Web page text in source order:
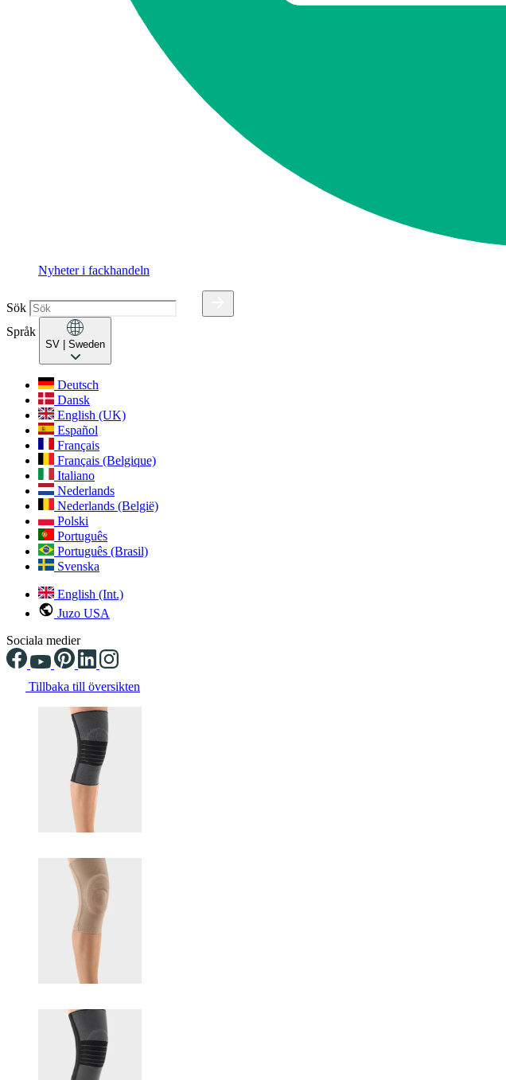
Nyheter i fackhandeln
Sök
Språk
SV | Sweden
Deutsch
Dansk
English (UK)
Español
Français
Français (Belgique)
Italiano
Nederlands
Nederlands (België)
Polski
Português
Português (Brasil)
Svenska
English (Int.)
Juzo USA
Sociala medier
Tillbaka till översikten